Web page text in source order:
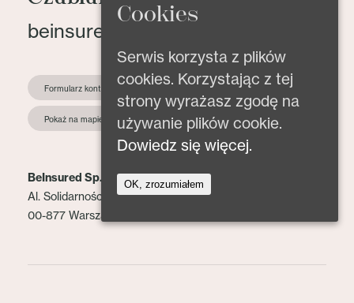
beinsured@beinsured.pl
Formularz kontaktowy
Pokaż na mapie
BeInsured Sp. z o.o.
Al. Solidarności 153 lok. 2
00-877 Warszawa
Cookies
Serwis korzysta z plików
cookies. Korzystając z tej
strony wyrażasz zgodę na
używanie plików cookie.
Dowiedz się więcej.
OK, zrozumiałem